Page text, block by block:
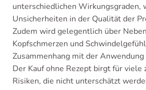
unterschiedlichen Wirkungsgraden,
Unsicherheiten in der Qualität der
Zudem wird gelegentlich über
Kopfschmerzen und
Zusammenhang mit der
Der Kauf ohne Rezept birgt für viele
Risiken, die nicht unterschätzt